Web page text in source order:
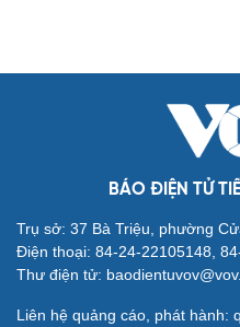
BÁO ĐIỆN TỬ
Trụ sở: 37 Bà Triệu, phường
Điện thoại: 84-24-22105148,
Thư điện tử:
Liên hệ quảng cáo, phát hành: